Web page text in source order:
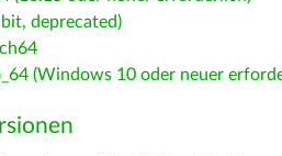
deprecated)
(Windows 10 oder neuer